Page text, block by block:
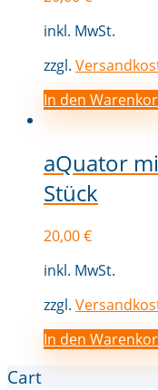
inkl. MwSt.
zzgl.
In den
aQuator
Stück
20,00€
inkl. MwSt.
zzgl.
In den
Cart